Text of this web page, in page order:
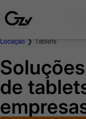
Locação ❯ Tablets
de